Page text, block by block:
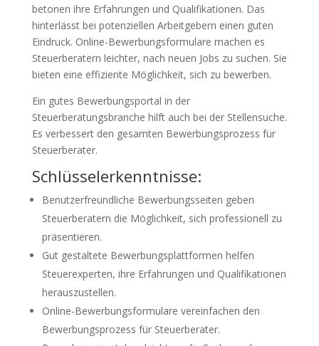
betonen ihre Erfahrungen und Qualifikationen. Das
hinterlässt bei potenziellen Arbeitgebern einen guten
Eindruck. Online-Bewerbungsformulare machen es
Steuerberatern leichter, nach neuen Jobs zu suchen. Sie
bieten eine effiziente Möglichkeit, sich zu bewerben.
Ein gutes Bewerbungsportal in der
Steuerberatungsbranche hilft auch bei der Stellensuche.
Es verbessert den gesamten Bewerbungsprozess für
Steuerberater.
Schlüsselerkenntnisse:
Benutzerfreundliche Bewerbungsseiten geben
Steuerberatern die Möglichkeit, sich professionell zu
präsentieren.
Gut gestaltete Bewerbungsplattformen helfen
Steuerexperten, ihre Erfahrungen und Qualifikationen
herauszustellen.
Online-Bewerbungsformulare vereinfachen den
Bewerbungsprozess für Steuerberater.